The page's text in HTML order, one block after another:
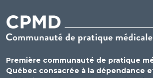
Première communauté de pratique
Québec consacrée à la dépendance